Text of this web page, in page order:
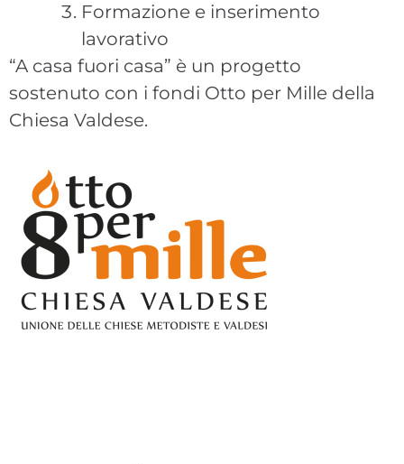
Formazione e inserimento
lavorativo
“A casa fuori casa” è un progetto
sostenuto con i fondi Otto per Mille della
Chiesa Valdese.